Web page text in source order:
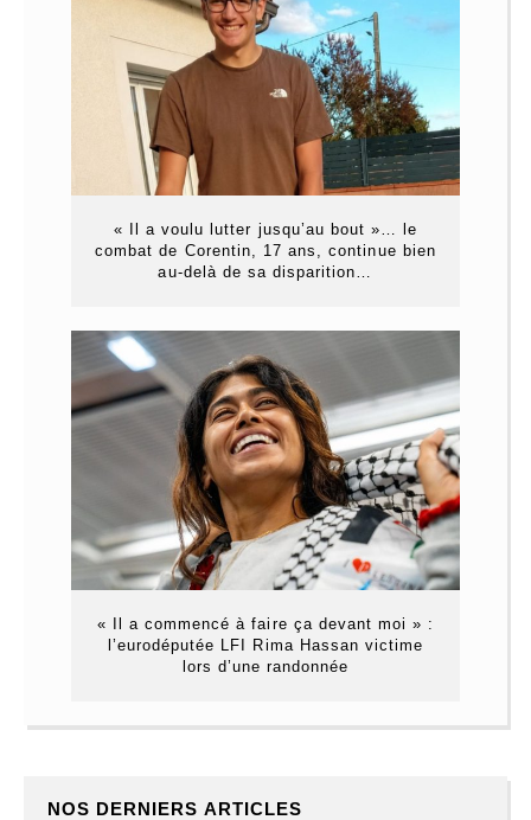
« Il a voulu lutter jusqu’au bout »… le
combat de Corentin, 17 ans, continue bien
au-delà de sa disparition…
« Il a commencé à faire ça devant moi » :
l’eurodéputée LFI Rima Hassan victime
lors d’une randonnée
NOS DERNIERS ARTICLES